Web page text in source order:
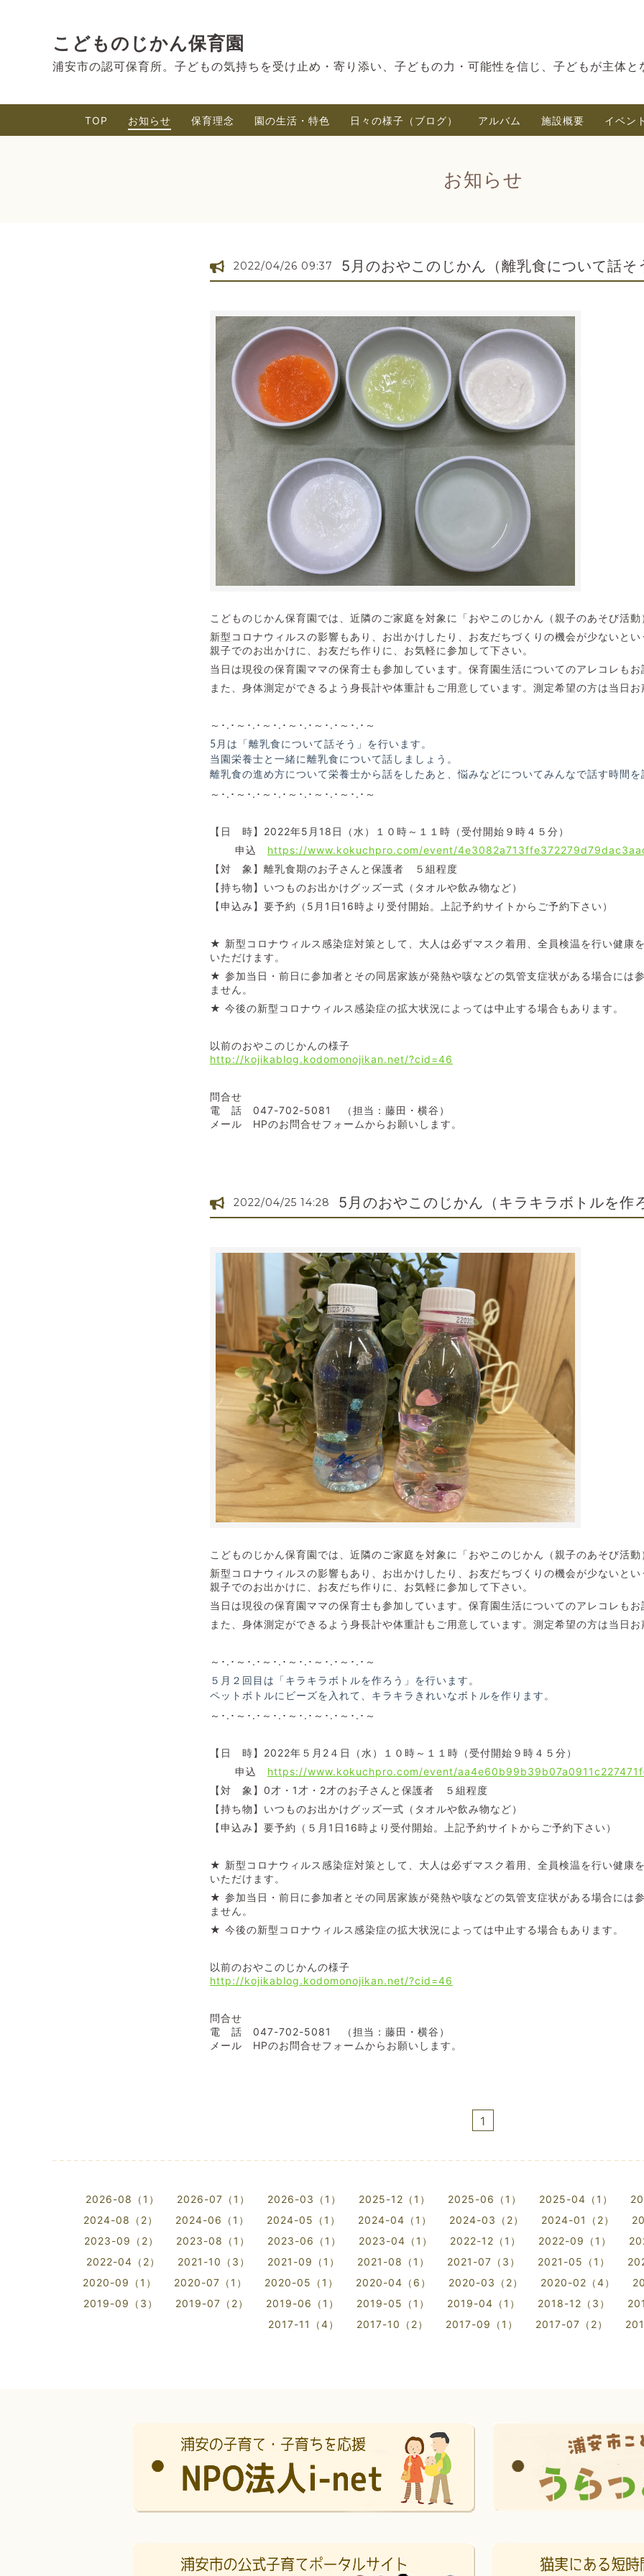
こどものじかん保育園
浦安市の認可保育所。子どもの気持ちを受け止め・寄り添い、子どもの力・可能性を信じ、子どもが主体と
TOP お知らせ 保育理念 園の生活・特色 日々の様子（ブログ） アルバム 施設概要 イベン
お知らせ
2022/04/26 09:37 5月のおやこのじかん（離乳食について話そ
こどものじかん保育園では、近隣のご家庭を対象に「おやこのじかん（親子のあそび活動
新型コロナウィルスの影響もあり、お出かけしたり、お友だちづくりの機会が少ないとい
親子でのお出かけに、お友だち作りに、お気軽に参加して下さい。
当日は現役の保育園ママの保育士も参加しています。保育園生活についてのアレコレもお
また、身体測定ができるよう身長計や体重計もご用意しています。測定希望の方は当日お
～･.･～･.･～･.･～･.･～･.･～･.･～
5月は「離乳食について話そう」を行います。
当園栄養士と一緒に離乳食について話しましょう。
離乳食の進め方について栄養士から話をしたあと、悩みなどについてみんなで話す時間を
～･.･～･.･～･.･～･.･～･.･～･.･～
【日 時】2022年5月18日（水）１０時～１１時（受付開始９時４５分）
申込 https://www.kokuchpro.com/event/
【対 象】離乳食期のお子さんと保護者 ５組程度
【持ち物】いつものお出かけグッズ一式（タオルや飲み物など）
【申込み】要予約（5月1日16時より受付開始。上記予約サイトからご予約下さい）
★ 新型コロナウィルス感染症対策として、大人は必ずマスク着用、全員検温を行い健康
いただけます。
★ 参加当日・前日に参加者とその同居家族が発熱や咳などの気管支症状がある場合には
ません。
★ 今後の新型コロナウィルス感染症の拡大状況によっては中止する場合もあります。
以前のおやこのじかんの様子
http://kojikablog.kodomonojikan.net/?cid=46
問合せ
電 話 047-702-5081 （担当：藤田・横谷）
メール HPのお問合せフォームからお願いします。
2022/04/25 14:28 5月のおやこのじかん（キラキラボトルを作
こどものじかん保育園では、近隣のご家庭を対象に「おやこのじかん（親子のあそび活動
新型コロナウィルスの影響もあり、お出かけしたり、お友だちづくりの機会が少ないとい
親子でのお出かけに、お友だち作りに、お気軽に参加して下さい。
当日は現役の保育園ママの保育士も参加しています。保育園生活についてのアレコレもお
また、身体測定ができるよう身長計や体重計もご用意しています。測定希望の方は当日お
～･.･～･.･～･.･～･.･～･.･～･.･～
５月２回目は「キラキラボトルを作ろう」を行います。
ペットボトルにビーズを入れて、キラキラきれいなボトルを作ります。
～･.･～･.･～･.･～･.･～･.･～･.･～
【日 時】2022年５月2４日（水）１０時～１１時（受付開始９時４５分）
申込 https://www.kokuchpro.com/event/
【対 象】0才・1才・2才のお子さんと保護者 ５組程度
【持ち物】いつものお出かけグッズ一式（タオルや飲み物など）
【申込み】要予約（５月1日16時より受付開始。上記予約サイトからご予約下さい）
★ 新型コロナウィルス感染症対策として、大人は必ずマスク着用、全員検温を行い健康
いただけます。
★ 参加当日・前日に参加者とその同居家族が発熱や咳などの気管支症状がある場合には
ません。
★ 今後の新型コロナウィルス感染症の拡大状況によっては中止する場合もあります。
以前のおやこのじかんの様子
http://kojikablog.kodomonojikan.net/?cid=46
問合せ
電 話 047-702-5081 （担当：藤田・横谷）
メール HPのお問合せフォームからお願いします。
1
2026-08（1） 2026-07（1） 2026-03（1） 2025-12（1） 2025-06（1） 2025-04（1）
2024-08（2）
2024-06（1） 2024-05（1） 2024-04（1） 2024-03（2） 2024-01（2）
2023-09（2）
2023-08（1） 2023-06（1） 2023-04（1） 2022-12（1） 2022-09（1）
2022-04（2）
2021-10（3） 2021-09（1） 2021-08（1） 2021-07（3） 2021-05（1）
2020-09（1）
2020-07（1） 2020-05（1） 2020-04（6） 2020-03（2） 2020-02（4）
2019-09（3）
2019-07（2） 2019-06（1） 2019-05（1） 2019-04（1） 2018-12（3）
2017-11（4）
2017-10（2） 2017-09（1） 2017-07（2）